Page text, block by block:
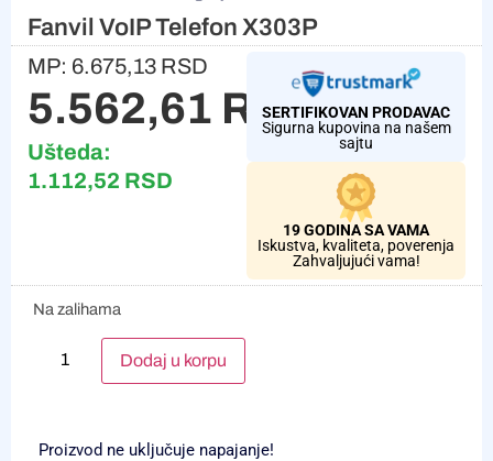
Fanvil VoIP Telefon X303P
MP: 6.675,13 RSD
5.562,61 RSD
Ušteda:
1.112,52 RSD
SERTIFIKOVAN PRODAVAC
Sigurna kupovina na našem
sajtu
19 GODINA SA VAMA
Iskustva, kvaliteta, poverenja
Zahvaljujući vama!
Na zalihama
Dodaj u korpu
Proizvod ne uključuje napajanje!